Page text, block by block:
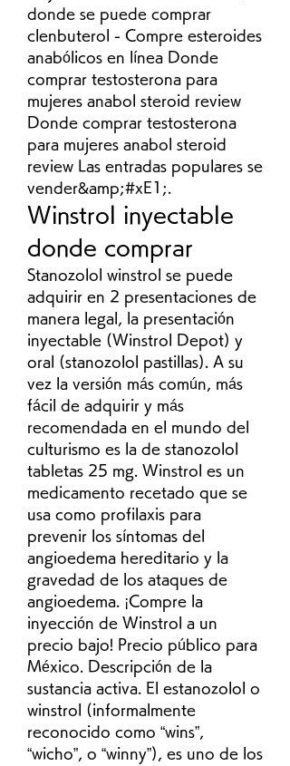
donde se puede comprar
clenbuterol - Compre esteroides
anabólicos en línea Donde
comprar testosterona para
mujeres anabol steroid review
Donde comprar testosterona
para mujeres anabol steroid
review Las entradas populares se
vender&amp;#xE1;.
Winstrol inyectable
donde comprar
Stanozolol winstrol se puede
adquirir en 2 presentaciones de
manera legal, la presentación
inyectable (Winstrol Depot) y
oral (stanozolol pastillas). A su
vez la versión más común, más
fácil de adquirir y más
recomendada en el mundo del
culturismo es la de stanozolol
tabletas 25 mg. Winstrol es un
medicamento recetado que se
usa como profilaxis para
prevenir los síntomas del
angioedema hereditario y la
gravedad de los ataques de
angioedema. ¡Compre la
inyección de Winstrol a un
precio bajo! Precio público para
México. Descripción de la
sustancia activa. El estanozolol o
winstrol (informalmente
reconocido como “wins”,
“wicho”, o “winny”), es uno de los